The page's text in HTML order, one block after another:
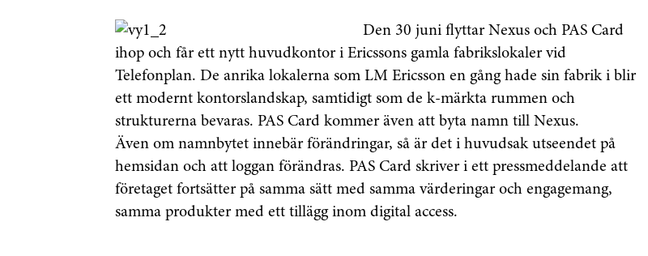
Den 30 juni flyttar Nexus och PAS Card
ihop och får ett nytt huvudkontor i Ericssons gamla fabrikslokaler vid
Telefonplan. De anrika lokalerna som LM Ericsson en gång hade sin fabrik i blir
ett modernt kontorslandskap, samtidigt som de k-märkta rummen och
strukturerna bevaras. PAS Card kommer även att byta namn till Nexus.
Även om namnbytet innebär förändringar, så är det i huvudsak utseendet på
hemsidan och att loggan förändras. PAS Card skriver i ett pressmeddelande att
företaget fortsätter på samma sätt med samma värderingar och engagemang,
samma produkter med ett tillägg inom digital access.